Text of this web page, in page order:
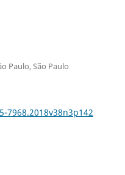
Paulo, São Paulo